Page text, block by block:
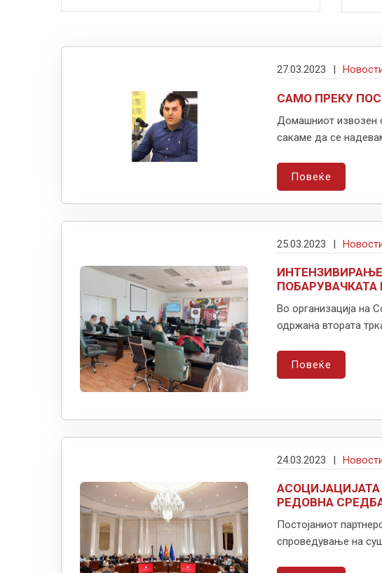
27.03.2023 |
САМО ПРЕКУ
Домашниот извозен
сакаме да се
Повеќе
25.03.2023 |
Во организација на
одржана втората
Повеќе
24.03.2023 |
РЕДОВНА
Постојаниот
спроведување на